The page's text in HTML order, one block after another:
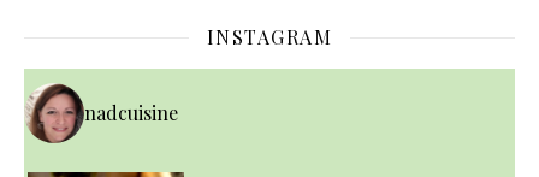
INSTAGRAM
nadcuisine